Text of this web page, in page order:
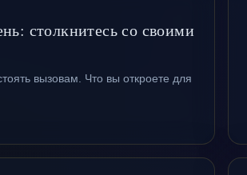
столкнитесь со своими
вызовам. Что вы откроете для